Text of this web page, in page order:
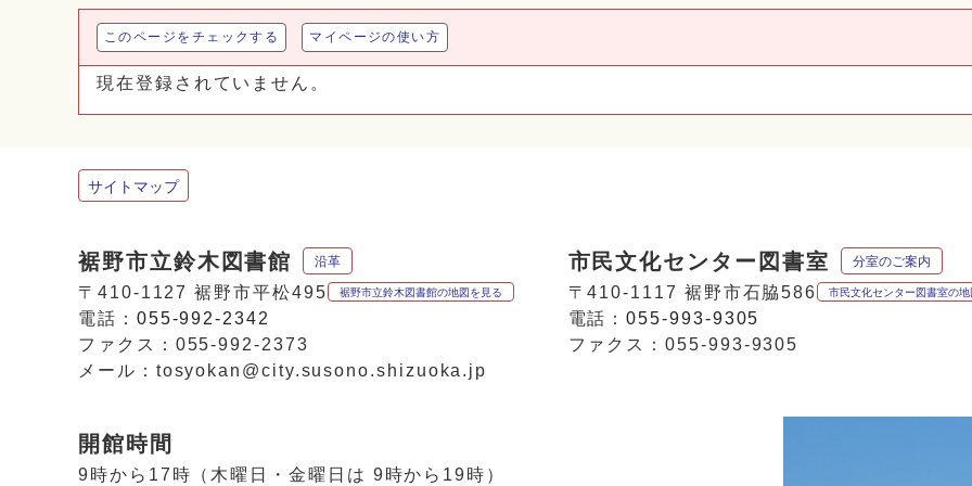
このページをチェックする マイページの使い方
現在登録されていません。
サイトマップ
裾野市立鈴木図書館 沿革
〒410-1127 裾野市平松495 裾野市立鈴木図書館の地図を見る
電話： 055-992-2342
ファクス：055-992-2373
メール：tosyokan@city.susono.shizuoka.jp
市民文化センター図書室 分室のご案内
〒410-1117 裾野市石脇586 市民文化センター図書室の
電話：055-993-9305
ファクス：055-993-9305
開館時間
9時から17時（木曜日・金曜日は 9時から19時）